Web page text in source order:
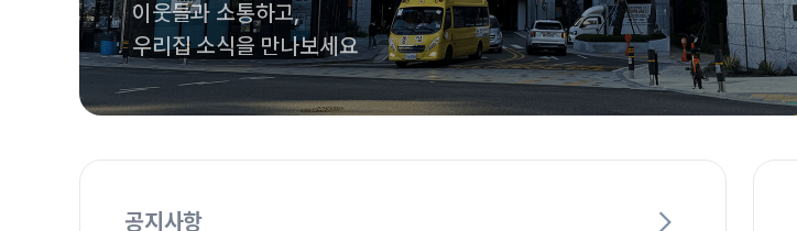
이웃들과 소통하고,
우리집 소식을 만나보세요
공지사항